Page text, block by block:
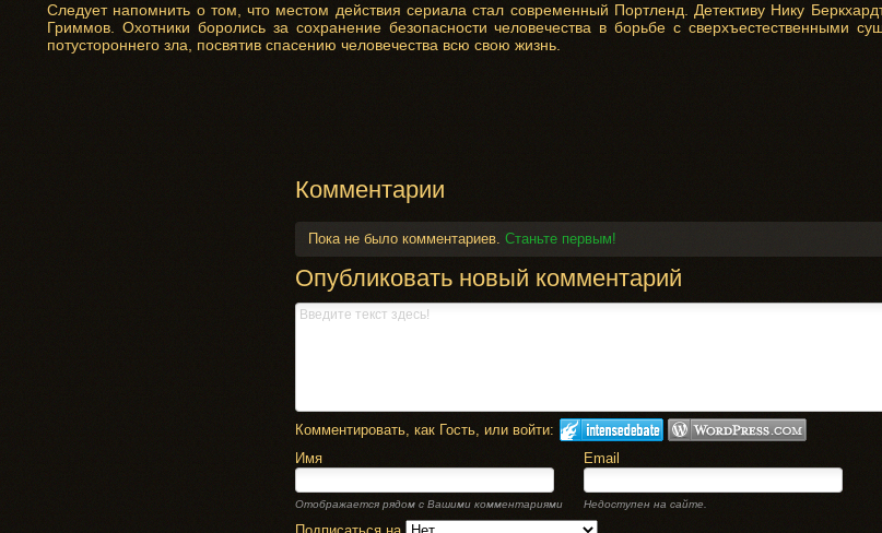
Следует напомнить о том, что местом действия сериала стал современный Портленд. Детективу Нику
Гриммов. Охотники боролись за сохранение безопасности человечества в борьбе с сверхъестественными
потустороннего зла, посвятив спасению человечества всю свою жизнь.
Комментарии
Пока не было комментариев. Станьте первым!
Опубликовать новый комментарий
Комментировать, как Гость, или войти:
Имя
Email
Отображается рядом с Вашими комментариями Недоступен на сайте.